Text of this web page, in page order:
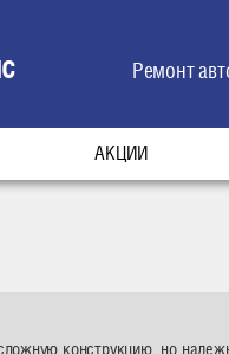
Ремонт
АКЦИИ
конструкцию, но